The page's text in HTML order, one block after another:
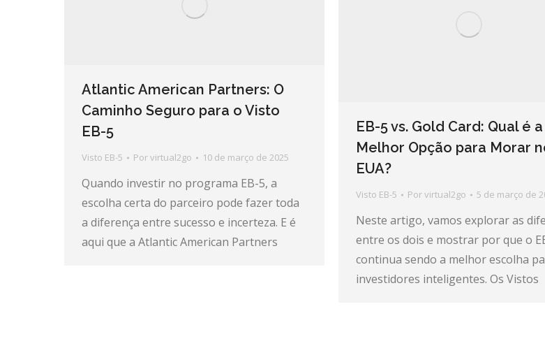
Atlantic American Partners: O
Caminho Seguro para o Visto
EB-5
Visto EB-5 Porvirtual2go 10 de março de 2025
Quando investir no programa EB-5, a
escolha certa do parceiro pode fazer toda
a diferença entre sucesso e incerteza. E é
aqui que a Atlantic American Partners
EB-5 vs. Gold Card: Qual é a
Melhor Opção para Morar
EUA?
Visto EB-5 Porvirtual2go 5 de março de
Neste artigo, vamos explorar as
entre os dois e mostrar por que o
continua sendo a melhor escolha
investidores inteligentes. Os Vistos